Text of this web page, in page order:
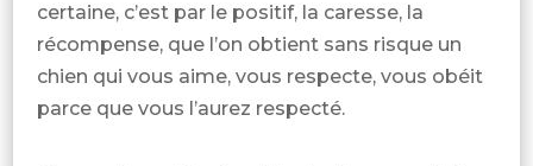
certaine, c’est par le positif, la caresse, la
récompense, que l’on obtient sans risque un
chien qui vous aime, vous respecte, vous obéit
parce que vous l’aurez respecté.